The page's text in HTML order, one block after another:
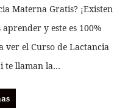
Materna Gratis? ¡Existen
y este es 100%
ver el Curso de Lactancia
te llaman la…